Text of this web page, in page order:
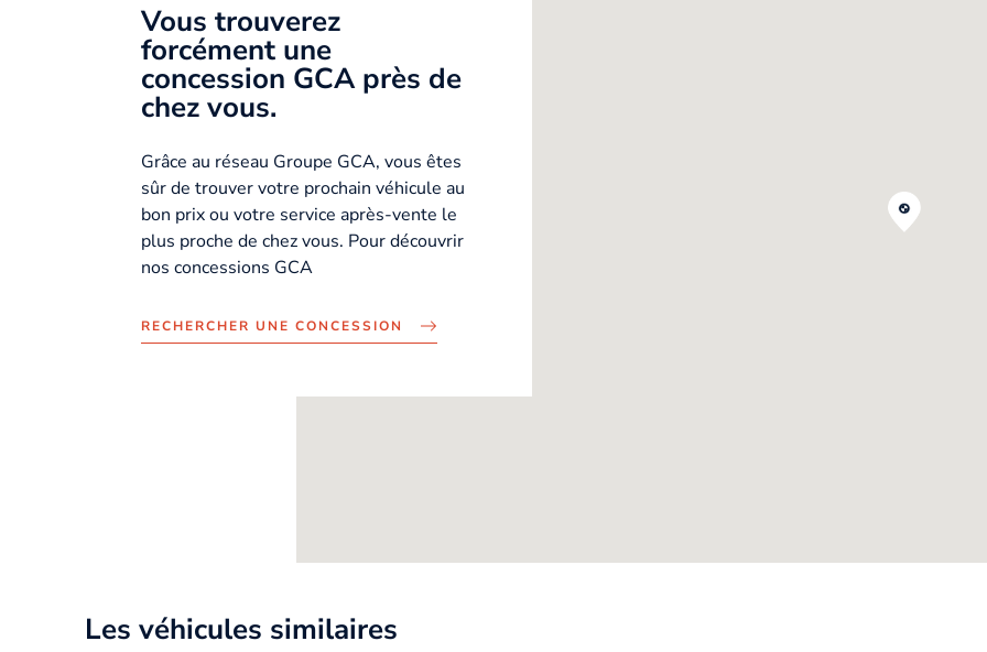
Vous trouverez
forcément une
concession GCA près de
chez vous.
Grâce au réseau Groupe GCA, vous êtes
sûr de trouver votre prochain véhicule au
bon prix ou votre service après-vente le
plus proche de chez vous. Pour découvrir
nos concessions GCA
RECHERCHER UNE CONCESSION
Les véhicules similaires